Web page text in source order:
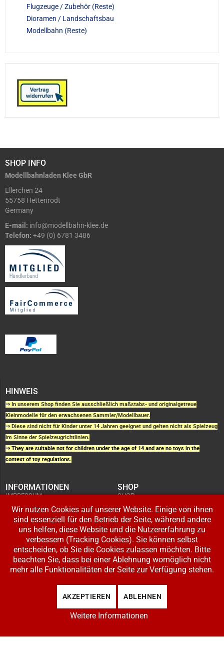
Flugzeuge / Zubehör (Reste)
Dioramen / Landschaftsbau
Modellbahn (Reste)
SHOP INFO
Modellbahnladen Klee GbR
Ellerchen 24
55758 Hettenrodt
Germany
E-mail: info@modellbahn-klee.de
Telefon: +49 (0) 6781 3486
HINWEIS
⇒ In unserem Shop finden Sie ausschließlich maßstabs- und originalgetreue
Kleinmodelle für den erwachsenen Sammler/Modellbauer.
⇒ Diese sind nicht für Kinder unter 14 Jahren geeignet und gelten nicht als Spielzeug
im Sinne der Spielzeugrichtlinien.
⇒ They are suitable not for children under the age of 14 and are no toys in the
context of toy regulations.
INFORMATIONEN
IMPRESSUM
KUNDENINFORMATIONEN
WIDERRUFSRECHT
DATENSCHUTZERKLÄRUNG
ZAHLUNG UND VERSAND
SHOP
SHOP
BESTELLUNGEN
ADRESSE BEARBEITEN
IHR KONTO
LOGIN
REGISTRIEREN
Copyright © 2026 Modellbahnladen Klee GbR. Alle Rechte vorbehalten. Design:
Wir nutzen Cookies auf unserer Website. Einige von ihnen
sind essenziell für den Betrieb der Seite, während andere
uns helfen, diese Website und die Nutzererfahrung zu
verbessern (Tracking Cookies). Sie können selbst
entscheiden, ob Sie die Cookies zulassen möchten. Bitte
beachten Sie, dass bei einer Ablehnung womöglich nicht
mehr alle Funktionalitäten der Seite zur Verfügung stehen.
AKZEPTIEREN ABLEHNEN
Weitere Informationen